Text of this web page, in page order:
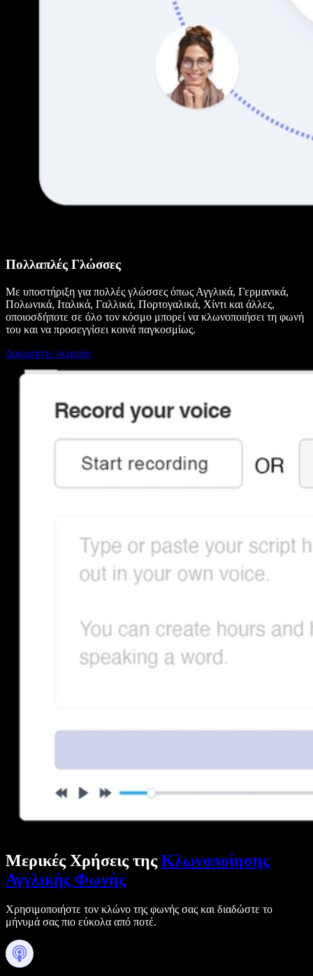
Πολλαπλές Γλώσσες
Με υποστήριξη για πολλές γλώσσες όπως Αγγλικά, Γερμανικά,
Πολωνικά, Ιταλικά, Γαλλικά, Πορτογαλικά, Χίντι και άλλες,
οποιοσδήποτε σε όλο τον κόσμο μπορεί να κλωνοποιήσει τη φωνή
του και να προσεγγίσει κοινά παγκοσμίως.
Δοκιμάστε δωρεάν
Μερικές Χρήσεις της Κλωνοποίησης
Αγγλικής Φωνής
Χρησιμοποιήστε τον κλώνο της φωνής σας και διαδώστε το
μήνυμά σας πιο εύκολα από ποτέ.